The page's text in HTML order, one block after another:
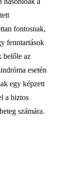
fontosnak,
fenntartások
belőle az
esetén
egy képzett
a biztos
számára.